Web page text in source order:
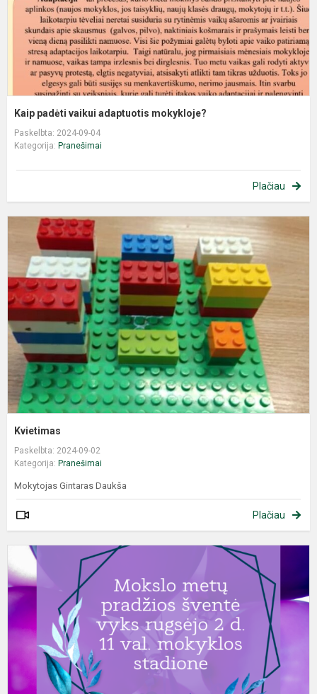
Kaip padėti vaikui adaptuotis mokykloje?
Paskelbta: 2024-09-04
Kategorija: Pranešimai
Plačiau
Kvietimas
Paskelbta: 2024-09-02
Kategorija: Pranešimai
Mokytojas Gintaras Daukša
Plačiau